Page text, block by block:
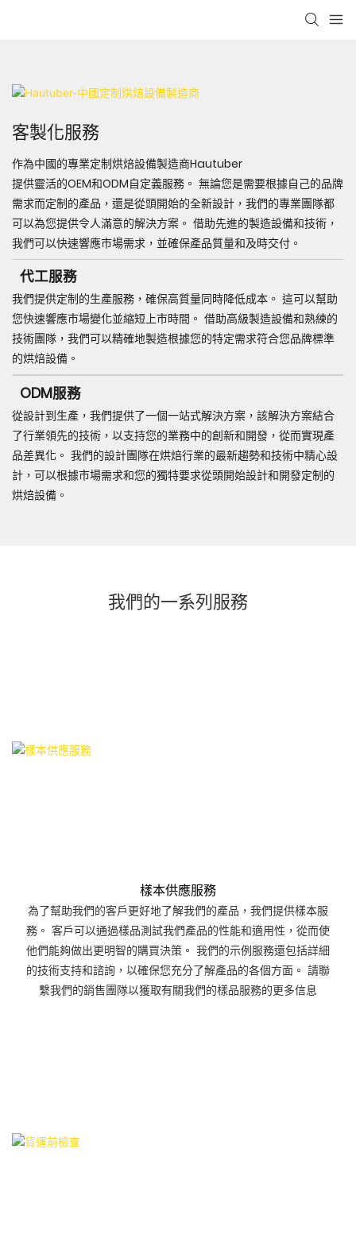
客製化服務
作為中國的專業定制烘焙設備製造商Hautuber
提供靈活的OEM和ODM自定義服務。 無論您是需要根據自己的品牌
需求而定制的產品，還是從頭開始的全新設計，我們的專業團隊都
可以為您提供令人滿意的解決方案。 借助先進的製造設備和技術，
我們可以快速響應市場需求，並確保產品質量和及時交付。
代工服務
我們提供定制的生產服務，確保高質量同時降低成本。 這可以幫助
您快速響應市場變化並縮短上市時間。 借助高級製造設備和熟練的
技術團隊，我們可以精確地製造根據您的特定需求符合您品牌標準
的烘焙設備。
ODM服務
從設計到生產，我們提供了一個一站式解決方案，該解決方案結合
了行業領先的技術，以支持您的業務中的創新和開發，從而實現產
品差異化。 我們的設計團隊在烘焙行業的最新趨勢和技術中精心設
計，可以根據市場需求和您的獨特要求從頭開始設計和開發定制的
烘焙設備。
我們的一系列服務
樣本供應服務
為了幫助我們的客戶更好地了解我們的產品，我們提供樣本服
務。 客戶可以通過樣品測試我們產品的性能和適用性，從而使
他們能夠做出更明智的購買決策。 我們的示例服務還包括詳細
的技術支持和諮詢，以確保您充分了解產品的各個方面。 請聯
繫我們的銷售團隊以獲取有關我們的樣品服務的更多信息